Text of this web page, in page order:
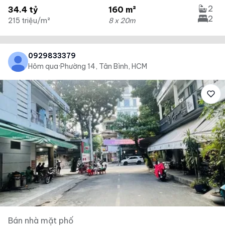
34.4 tỷ
215 triệu/m²
160 m²
8 x 20m
2
2
0929833379
Hôm qua·Phường 14, Tân Bình, HCM
Bán nhà mặt phố